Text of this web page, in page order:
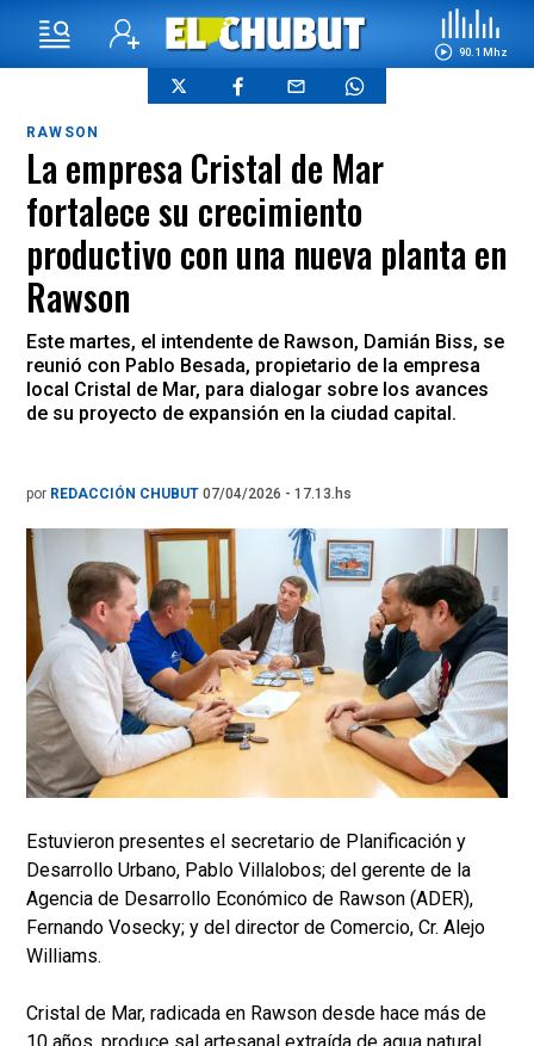
90.1 Mhz
RAWSON
La empresa Cristal de Mar
fortalece su crecimiento
productivo con una nueva planta en
Rawson
Este martes, el intendente de Rawson, Damián Biss, se
reunió con Pablo Besada, propietario de la empresa
local Cristal de Mar, para dialogar sobre los avances
de su proyecto de expansión en la ciudad capital.
por REDACCIÓN CHUBUT 07/04/2026 - 17.13.hs
Estuvieron presentes el secretario de Planificación y
Desarrollo Urbano, Pablo Villalobos; del gerente de la
Agencia de Desarrollo Económico de Rawson (ADER),
Fernando Vosecky; y del director de Comercio, Cr. Alejo
Williams.
Cristal de Mar, radicada en Rawson desde hace más de